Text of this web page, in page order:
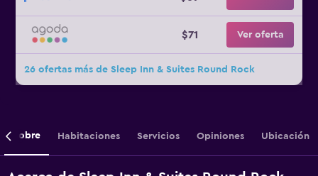
$71 Ver oferta
26 ofertas más de Sleep Inn & Suites Round Rock
Sobre Habitaciones Servicios Opiniones Ubicación